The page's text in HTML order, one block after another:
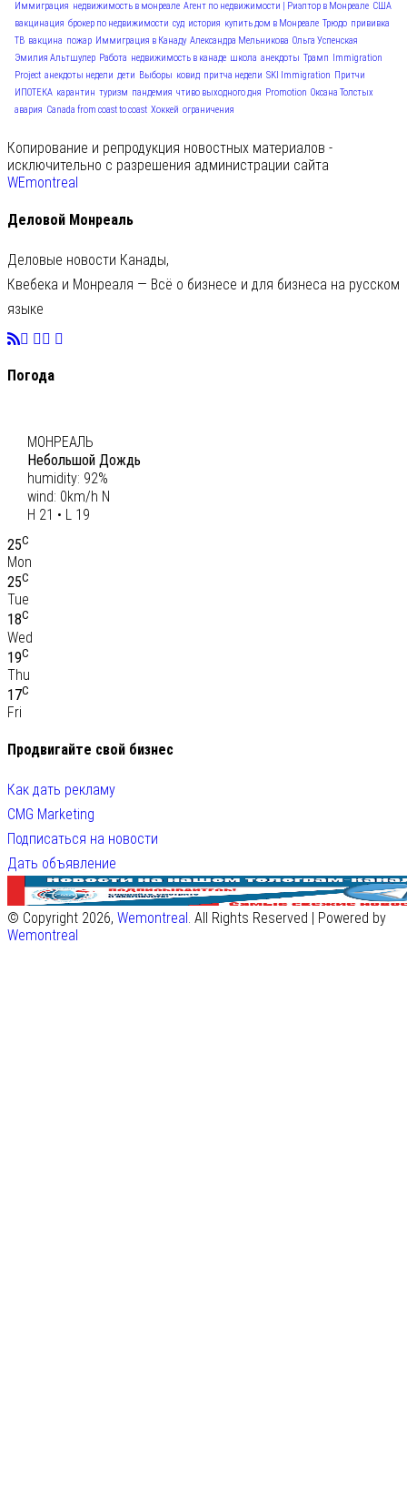
Иммиграция недвижимость в монреале Агент по недвижимости | Риэлтор в Монреале США
вакцинация брокер по недвижимости суд история купить дом в Монреале Трюдо прививка
ТВ вакцина пожар Иммиграция в Канаду Александра Мельникова Ольга Успенская
Эмилия Альтшулер Работа недвижимость в канаде школа анекдоты Трамп
Immigration
Project анекдоты недели дети Выборы ковид притча недели SKI Immigration Притчи
ИПОТЕКА карантин туризм пандемия чтиво выходного дня Promotion Оксана Толстых
авария Canada from coast to coast Хоккей ограничения
Копирование и репродукция новостных материалов -
исключительно с разрешения администрации сайта
WEmontreal
Деловой Монреаль
Деловые новости Канады,
Квебека и Монреаля — Всё о бизнесе и для бизнеса на русском
языке
Погода
МОНРЕАЛЬ
Небольшой Дождь
humidity: 92%
wind: 0km/h N
H 21 • L 19
25C
Mon
25C
Tue
18C
Wed
19C
Thu
17C
Fri
Продвигайте свой бизнес
Как дать рекламу
CMG Marketing
Подписаться на новости
Дать объявление
© Copyright 2026, Wemontreal. All Rights Reserved | Powered by
Wemontreal